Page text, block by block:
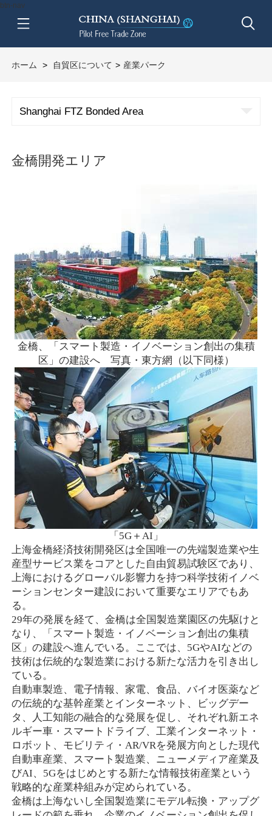
btn-nav
ホーム > 自貿区について > 産業パーク
Shanghai FTZ Bonded Area
金橋開発エリア
金橋、「スマート製造・イノベーション創出の集積
区」の建設へ 写真・東方網（以下同様）
「5G＋AI」
上海金橋経済技術開発区は全国唯一の先端製造業や生
産型サービス業をコアとした自由貿易試験区であり、
上海におけるグローバル影響力を持つ科学技術イノベ
ーションセンター建設において重要なエリアでもあ
る。
29年の発展を経て、金橋は全国製造業園区の先駆けと
なり、「スマート製造・イノベーション創出の集積
区」の建設へ進んでいる。ここでは、5GやAIなどの
技術は伝統的な製造業における新たな活力を引き出し
ている。
自動車製造、電子情報、家電、食品、バイオ医薬など
の伝統的な基幹産業とインターネット、ビッグデー
タ、人工知能の融合的な発展を促し、それぞれ新エネ
ルギー車・スマートドライブ、工業インターネット・
ロボット、モビリティ・AR/VRを発展方向とした現代
自動車産業、スマート製造業、ニューメディア産業及
びAI、5Gをはじめとする新たな情報技術産業という
戦略的な産業枠組みが定められている。
金橋は上海ないし全国製造業にモデル転換・アップグ